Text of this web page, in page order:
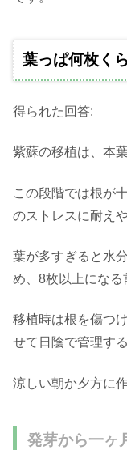
葉っぱ何枚く
得られた回答:
紫蘇の移植は、本
この段階では根が
のストレスに耐え
葉が多すぎると水
め、8枚以上になる
移植時は根を傷つ
せて日陰で管理す
涼しい朝か夕方に
発芽から一ヶ